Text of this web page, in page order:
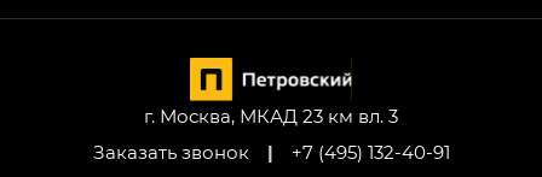
Джи Ти — GT, Джи Икс — GX,
Джи Икс ПРЕМИУМ — GX PREMIUM, ЛАУНЖ —
Empow — Эмпау (Empow) в комплектации
г. Москва, МКАД 23 км вл. 3
Заказать звонок
| +7 (495) 132-40-91